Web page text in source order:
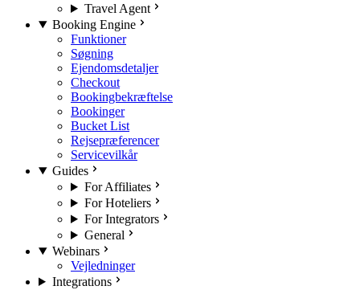
Travel Agent
Booking Engine
Funktioner
Søgning
Ejendomsdetaljer
Checkout
Bookingbekræftelse
Bookinger
Bucket List
Rejsepræferencer
Servicevilkår
Guides
For Affiliates
For Hoteliers
For Integrators
General
Webinars
Vejledninger
Integrations